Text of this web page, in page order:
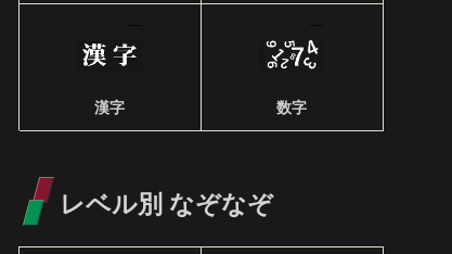
漢字 数字
レベル別 なぞなぞ